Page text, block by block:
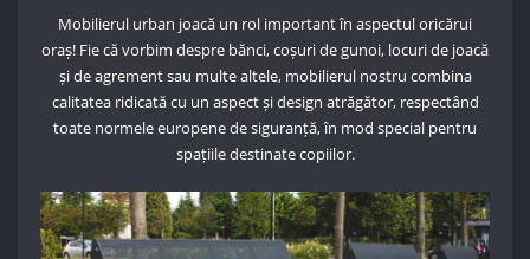
Mobilierul urban joacă un rol important în aspectul oricărui
oraș! Fie că vorbim despre bănci, coșuri de gunoi, locuri de joacă
și de agrement sau multe altele, mobilierul nostru combina
calitatea ridicată cu un aspect și design atrăgător, respectând
toate normele europene de siguranță, în mod special pentru
spațiile destinate copiilor.